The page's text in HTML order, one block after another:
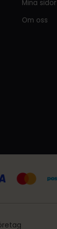
Mina sidor
Om oss